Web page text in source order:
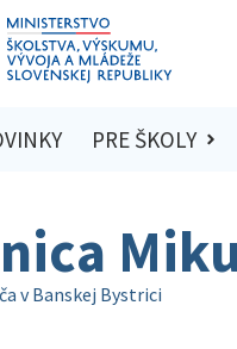
PRE ŠKOLY
v Banskej Bystrici